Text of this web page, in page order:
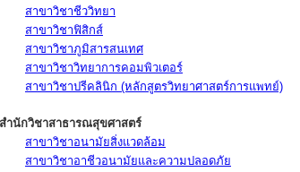
สาขาวิชาชีววิทยา
สาขาวิชาฟิสิกส์
สาขาวิชาภูมิสารสนเทศ
สาขาวิชาวิทยาการคอมพิวเตอร์
สาขาวิชาปรีคลินิก (หลักสูตรวิทยาศาสตร์การแพทย์)
ำนักวิชาสาธารณสุขศาสตร์
สาขาวิชาอนามัยสิ่งแวดล้อม
สาขาวิชาอาชีวอนามัยและความปลอดภัย